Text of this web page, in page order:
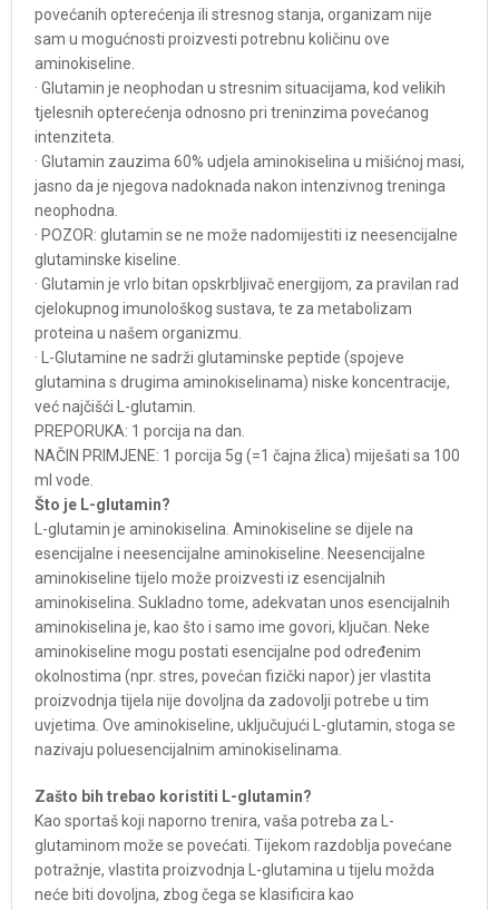
povećanih opterećenja ili stresnog stanja, organizam nije
sam u mogućnosti proizvesti potrebnu količinu ove
aminokiseline.
· Glutamin je neophodan u stresnim situacijama, kod velikih
tjelesnih opterećenja odnosno pri treninzima povećanog
intenziteta.
· Glutamin zauzima 60% udjela aminokiselina u mišićnoj masi,
jasno da je njegova nadoknada nakon intenzivnog treninga
neophodna.
· POZOR: glutamin se ne može nadomijestiti iz neesencijalne
glutaminske kiseline.
· Glutamin je vrlo bitan opskrbljivač energijom, za pravilan rad
cjelokupnog imunološkog sustava, te za metabolizam
proteina u našem organizmu.
· L-Glutamine ne sadrži glutaminske peptide (spojeve
glutamina s drugima aminokiselinama) niske koncentracije,
već najčišći L-glutamin.
PREPORUKA: 1 porcija na dan.
NAČIN PRIMJENE: 1 porcija 5g (=1 čajna žlica) miješati sa 100
ml vode.
Što je L-glutamin?
L-glutamin je aminokiselina. Aminokiseline se dijele na
esencijalne i neesencijalne aminokiseline. Neesencijalne
aminokiseline tijelo može proizvesti iz esencijalnih
aminokiselina. Sukladno tome, adekvatan unos esencijalnih
aminokiselina je, kao što i samo ime govori, ključan. Neke
aminokiseline mogu postati esencijalne pod određenim
okolnostima (npr. stres, povećan fizički napor) jer vlastita
proizvodnja tijela nije dovoljna da zadovolji potrebe u tim
uvjetima. Ove aminokiseline, uključujući L-glutamin, stoga se
nazivaju poluesencijalnim aminokiselinama.
Zašto bih trebao koristiti L-glutamin?
Kao sportaš koji naporno trenira, vaša potreba za L-
glutaminom može se povećati. Tijekom razdoblja povećane
potražnje, vlastita proizvodnja L-glutamina u tijelu možda
neće biti dovoljna, zbog čega se klasificira kao